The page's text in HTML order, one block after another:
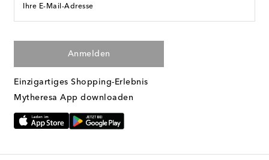
Ihre E-Mail-Adresse
Anmelden
Einzigartiges Shopping-Erlebnis
Mytheresa App downloaden